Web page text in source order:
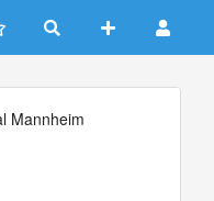
Mannheim